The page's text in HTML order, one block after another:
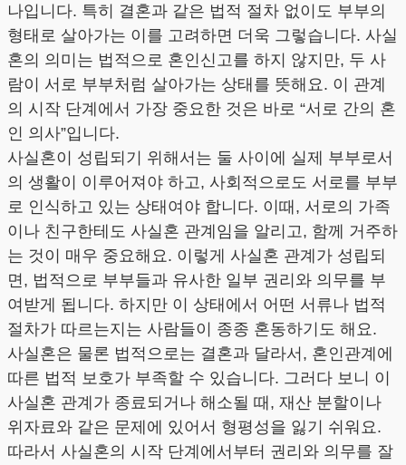
나입니다. 특히 결혼과 같은 법적 절차 없이도 부부의
형태로 살아가는 이를 고려하면 더욱 그렇습니다. 사실
혼의 의미는 법적으로 혼인신고를 하지 않지만, 두 사
람이 서로 부부처럼 살아가는 상태를 뜻해요. 이 관계
의 시작 단계에서 가장 중요한 것은 바로 “서로 간의 혼
인 의사”입니다.
사실혼이 성립되기 위해서는 둘 사이에 실제 부부로서
의 생활이 이루어져야 하고, 사회적으로도 서로를 부부
로 인식하고 있는 상태여야 합니다. 이때, 서로의 가족
이나 친구한테도 사실혼 관계임을 알리고, 함께 거주하
는 것이 매우 중요해요. 이렇게 사실혼 관계가 성립되
면, 법적으로 부부들과 유사한 일부 권리와 의무를 부
여받게 됩니다. 하지만 이 상태에서 어떤 서류나 법적
절차가 따르는지는 사람들이 종종 혼동하기도 해요.
사실혼은 물론 법적으로는 결혼과 달라서, 혼인관계에
따른 법적 보호가 부족할 수 있습니다. 그러다 보니 이
사실혼 관계가 종료되거나 해소될 때, 재산 분할이나
위자료와 같은 문제에 있어서 형평성을 잃기 쉬워요.
따라서 사실혼의 시작 단계에서부터 권리와 의무를 잘